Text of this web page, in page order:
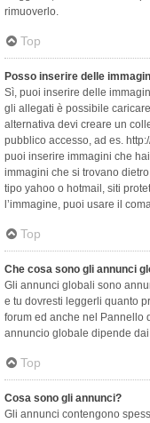
rimuoverlo.
Top
Posso inserire delle
Sì, puoi inserire delle
gli allegati è possibile
alternativa devi creare un
pubblico accesso, ad es.
puoi inserire immagini che
immagini che si trovano
tipo yahoo o hotmail, siti
l’immagine, puoi usare il
Top
Che cosa sono gli annunci
Gli annunci globali sono
e tu dovresti leggerli quanto
forum ed anche nel Pannello
annuncio globale dipende
Top
Cosa sono gli annunci?
Gli annunci contengono